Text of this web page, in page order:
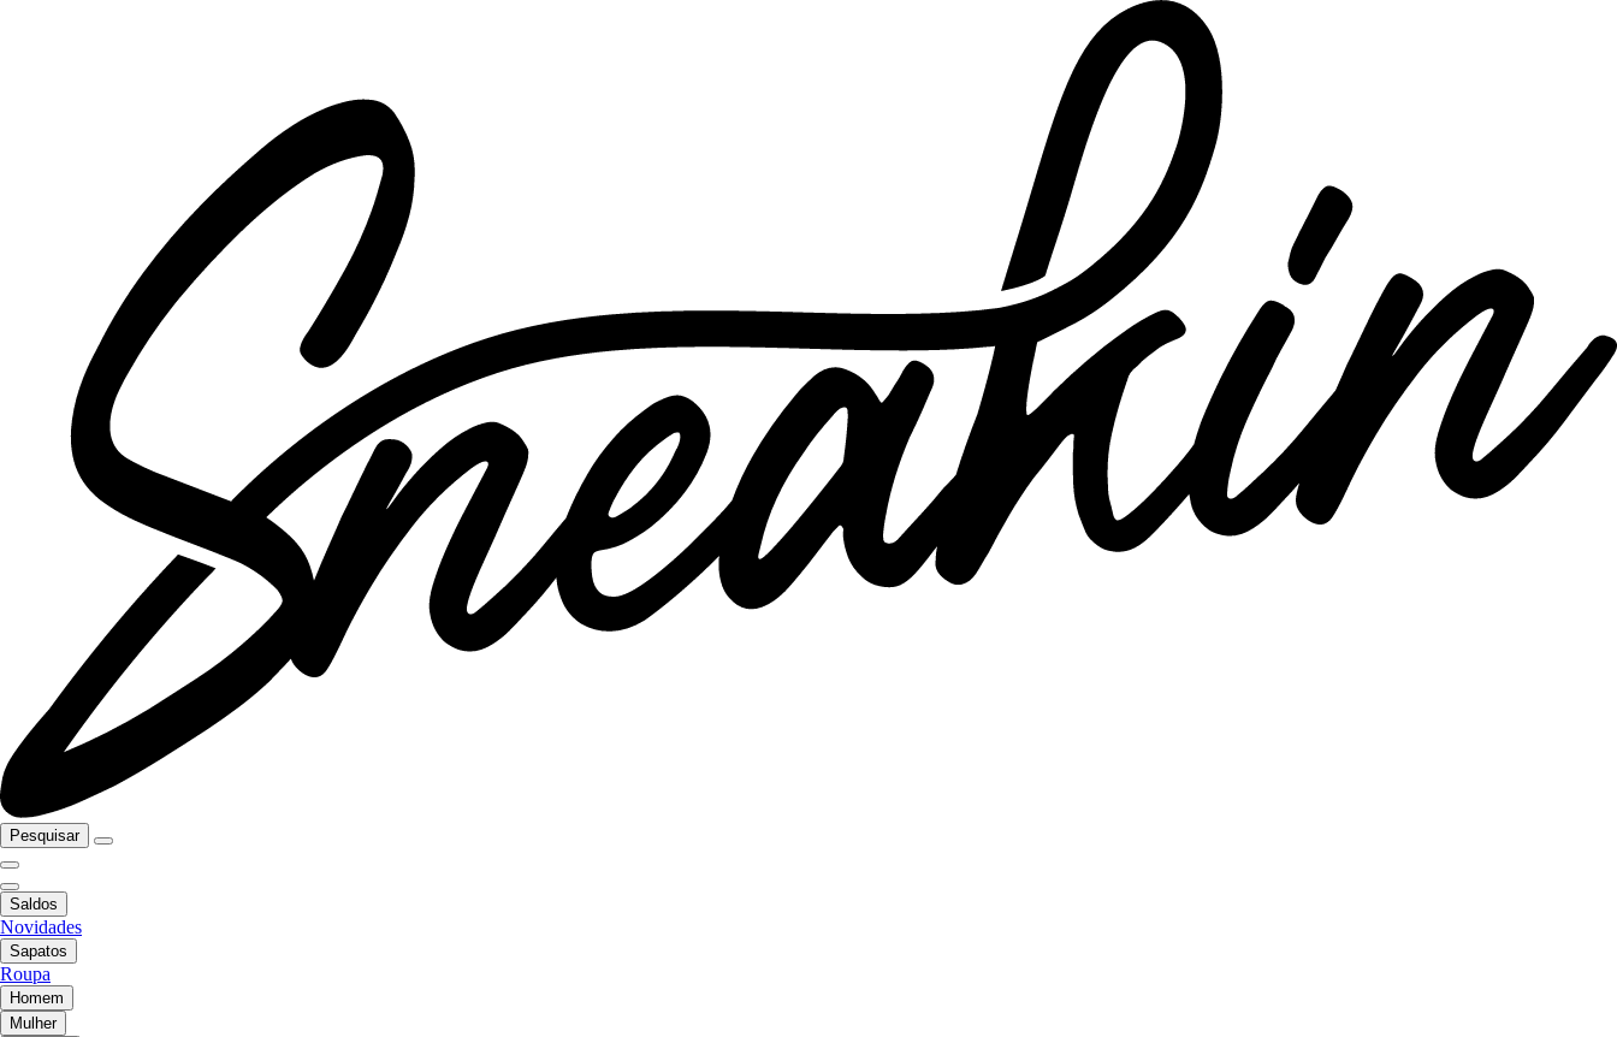
Pesquisar
Saldos
Novidades
Sapatos
Roupa
Homem
Mulher